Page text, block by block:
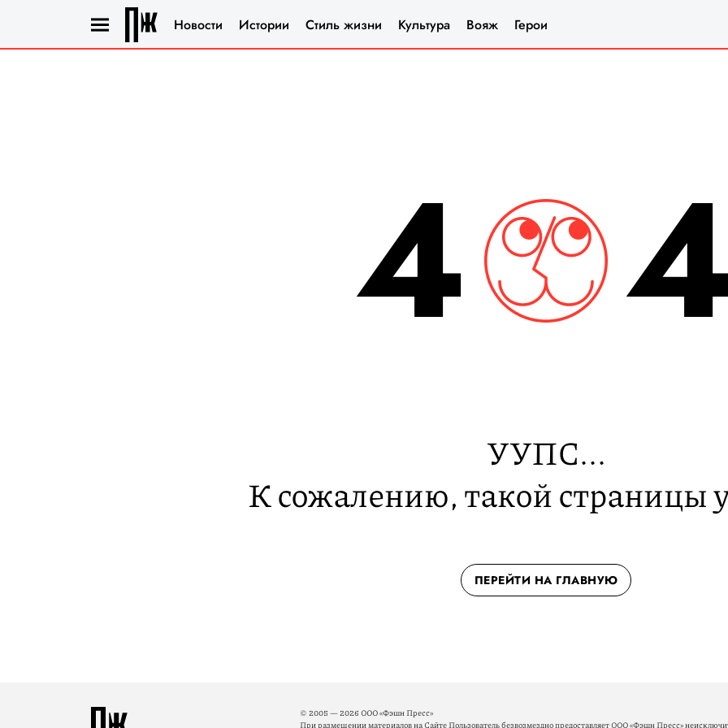
Новости Истории Стиль жизни Культура Вояж Герои
4
УУПС...
К сожалению, такой страницы
ПЕРЕЙТИ НА ГЛАВНУЮ
© 2005 — 2026 ООО «Фэшн Пресс»
При размещении материалов на Сайте Пользователь безвозмездно предоставляет ООО «Фэшн Пресс»